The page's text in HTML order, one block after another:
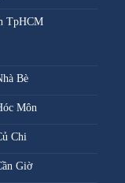
TpHCM
Bè
Môn
Chi
Giờ